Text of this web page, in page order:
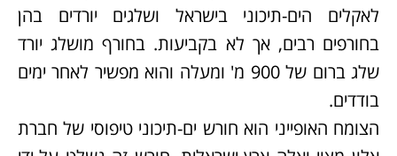
לאקלים הים-תיכוני בישראל ושלגים יורדים בהן
בחורפים רבים, אך לא בקביעות. בחורף מושלג יורד
שלג ברום של 900 מ' ומעלה והוא מפשיר לאחר ימים
בודדים.
הצומח האופייני הוא חורש ים-תיכוני טיפוסי של חברת